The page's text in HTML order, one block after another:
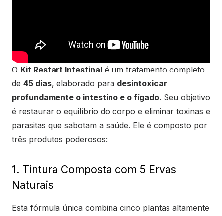
O Kit Restart Intestinal é um tratamento completo
de 45 dias, elaborado para desintoxicar
profundamente o intestino e o fígado. Seu objetivo
é restaurar o equilíbrio do corpo e eliminar toxinas e
parasitas que sabotam a saúde. Ele é composto por
três produtos poderosos:
1. Tintura Composta com 5 Ervas
Naturais
Esta fórmula única combina cinco plantas altamente